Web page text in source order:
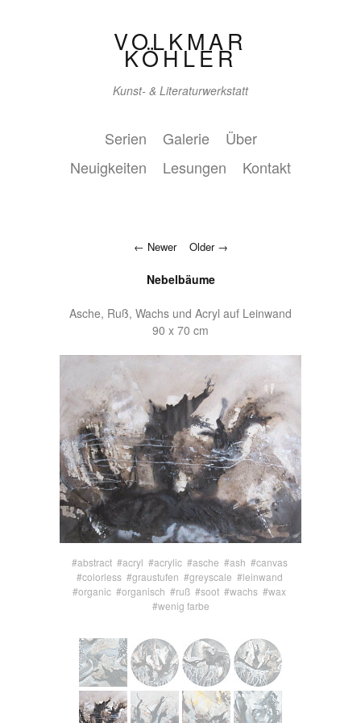
VOLKMAR
KÖHLER
Kunst- & Literaturwerkstatt
Serien Galerie
Über
Neuigkeiten
Lesungen Kontakt
Newer Older
Nebelbäume
Asche, Ruß, Wachs und Acryl auf Leinwand
90 x 70 cm
#abstract #acryl #acrylic #asche #ash #canvas
#colorless #graustufen #greyscale #leinwand
#organic #organisch #ruß #soot #wachs #wax
#wenig farbe